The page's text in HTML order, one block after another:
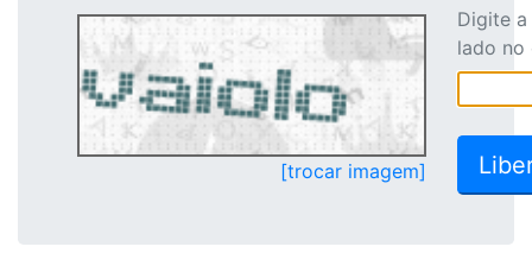
[trocar imagem]
Digite
lado no